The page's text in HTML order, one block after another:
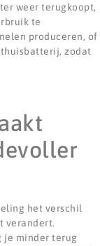
weer terugkoopt,
te
produceren, of
zodat
het verschil
verandert.
je minder terug